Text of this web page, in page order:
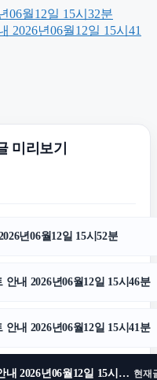
대전이혼전문변호사
동탄임플란트
중랑구하수구막힘
병원마케팅
06월12일 15시32분
2026년06월12일 15시41
미리보기
년06월12일 15시52분
내 2026년06월12일 15시46분
내 2026년06월12일 15시41분
부산휴대폰성지 확인 포인트 안내 2026년06월12일 15시37분 현재